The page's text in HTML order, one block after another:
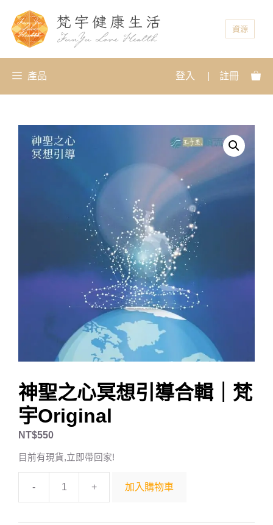
資源
產品 登入 註冊
神聖之心冥想引導合輯｜梵
宇Original
NT$550
目前有現貨,立即帶回家!
- + 加入購物車